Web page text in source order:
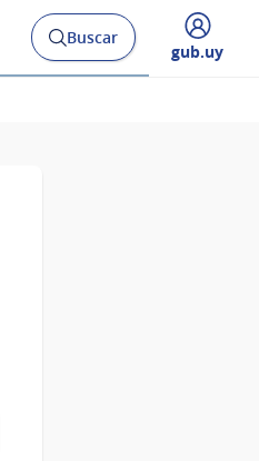
Abrir
buscador
Buscar
Desplegar
gub.uy